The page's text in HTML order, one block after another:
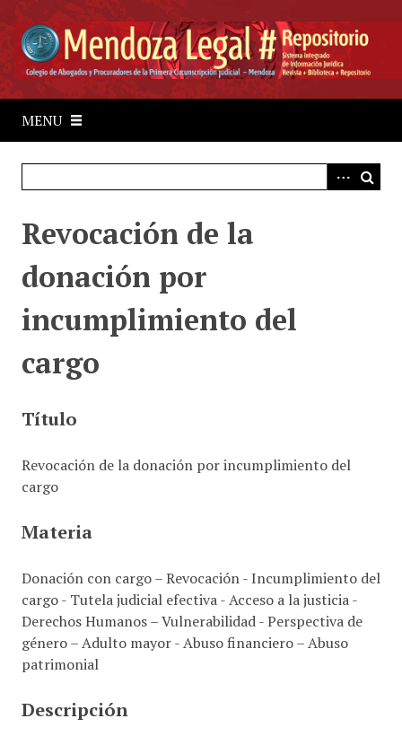
a
a
MENU
Revocación de la
donación por
incumplimiento del
cargo
Título
Revocación de la donación por incumplimiento del
cargo
Materia
Donación con cargo – Revocación - Incumplimiento del
cargo - Tutela judicial efectiva - Acceso a la justicia -
Derechos Humanos – Vulnerabilidad - Perspectiva de
género – Adulto mayor - Abuso financiero – Abuso
patrimonial
Descripción